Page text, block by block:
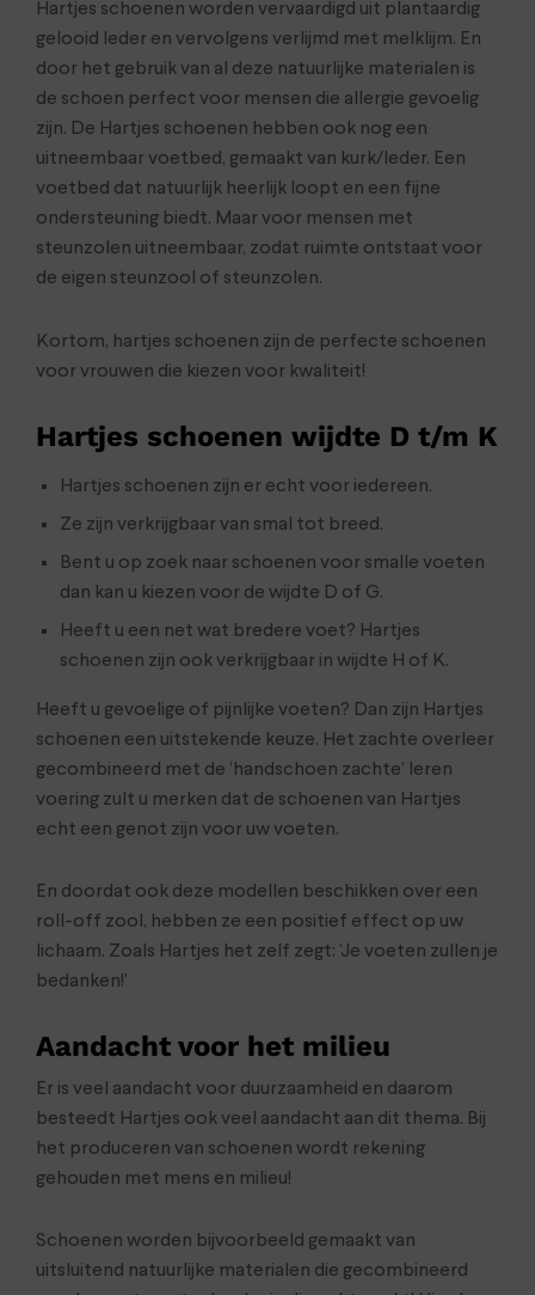
Hartjes schoenen worden vervaardigd uit plantaardig
gelooid leder en vervolgens verlijmd met melklijm. En
door het gebruik van al deze natuurlijke materialen is
de schoen perfect voor mensen die allergie gevoelig
zijn. De Hartjes schoenen hebben ook nog een
uitneembaar voetbed, gemaakt van kurk/leder. Een
voetbed dat natuurlijk heerlijk loopt en een fijne
ondersteuning biedt. Maar voor mensen met
steunzolen uitneembaar, zodat ruimte ontstaat voor
de eigen steunzool of steunzolen.
Kortom, hartjes schoenen zijn de perfecte schoenen
voor vrouwen die kiezen voor kwaliteit!
Hartjes schoenen wijdte D t/m K
Hartjes schoenen zijn er echt voor iedereen.
Ze zijn verkrijgbaar van smal tot breed.
Bent u op zoek naar schoenen voor smalle voeten
dan kan u kiezen voor de wijdte D of G.
Heeft u een net wat bredere voet? Hartjes
schoenen zijn ook verkrijgbaar in wijdte H of K.
Heeft u gevoelige of pijnlijke voeten? Dan zijn Hartjes
schoenen een uitstekende keuze. Het zachte overleer
gecombineerd met de ‘handschoen zachte’ leren
voering zult u merken dat de schoenen van Hartjes
echt een genot zijn voor uw voeten.
En doordat ook deze modellen beschikken over een
roll-off zool, hebben ze een positief effect op uw
lichaam. Zoals Hartjes het zelf zegt: ‘Je voeten zullen je
bedanken!’
Aandacht voor het milieu
Er is veel aandacht voor duurzaamheid en daarom
besteedt Hartjes ook veel aandacht aan dit thema. Bij
het produceren van schoenen wordt rekening
gehouden met mens en milieu!
Schoenen worden bijvoorbeeld gemaakt van
uitsluitend natuurlijke materialen die gecombineerd